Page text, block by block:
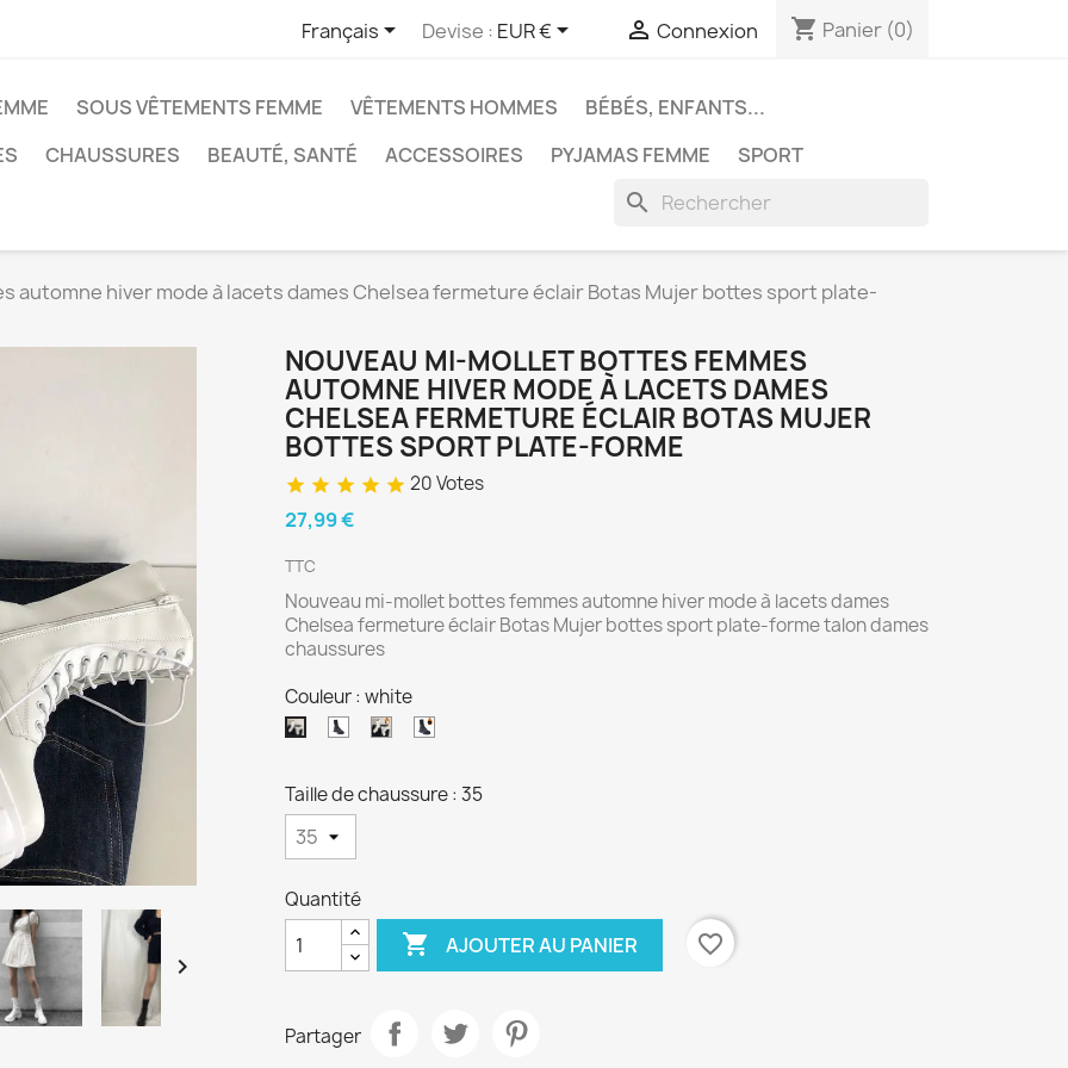
Français Devise : EUR €  Connexion shopping_cart Panier (0)
SOUS VÊTEMENTS FEMME VÊTEMENTS HOMMES
BÉBÉS, ENFANTS...
CHAUSSURES BEAUTÉ, SANTÉ ACCESSOIRES PYJAMAS FEMME SPORT
search
automne hiver mode à lacets dames Chelsea fermeture éclair Botas Mujer bottes sport plate-

NOUVEAU MI-MOLLET BOTTES FEMMES
AUTOMNE HIVER MODE À LACETS DAMES
CHELSEA FERMETURE ÉCLAIR BOTAS MUJER
BOTTES SPORT PLATE-FORME
star star star star star 20 Votes
27,99 €
TTC
Nouveau mi-mollet bottes femmes automne hiver mode à lacets dames
Chelsea fermeture éclair Botas Mujer bottes sport plate-forme talon dames
chaussures
Couleur : white
white BlackWhite
Taille de chaussure : 35
Quantité
 AJOUTER AU PANIER favorite_border
Partager